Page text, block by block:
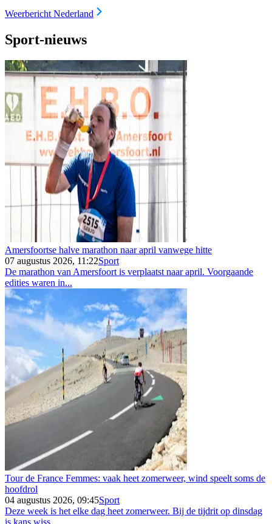
Weerbericht Nederland
Sport-nieuws
Amersfoortse halve marathon naar april vanwege hitte
07 augustus 2026, 11:22Sport
De marathon van Amersfoort is verplaatst naar april. Voorgaande
edities waren in...
Tour de France Femmes: vaak heet zomerweer, wind speelt soms de
hoofdrol
04 augustus 2026, 09:45Sport
Deze week is het elke dag heet zomerweer. Bij de tijdrit op dinsdag
is kans wiss...